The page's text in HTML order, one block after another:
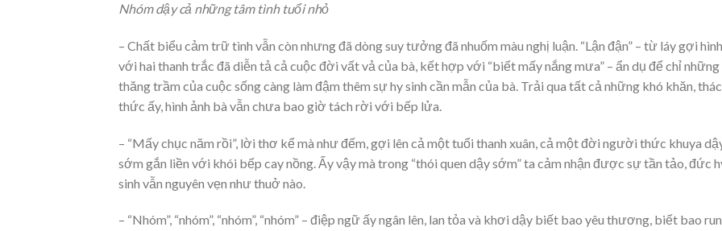
Nhóm dậy cả những tâm tình tuổi nhỏ
– Chất biểu cảm trữ tình vẫn còn nhưng đã dòng suy tưởng đã nhuốm màu nghị luận. “Lận đận” – từ láy gợi hình
với hai thanh trắc đã diễn tả cả cuộc đời vất vả của bà, kết hợp với “biết mấy nắng mưa” – ẩn dụ để chỉ những
thăng trầm của cuộc sống càng làm đậm thêm sự hy sinh cần mẫn của bà. Trải qua tất cả những khó khăn,
thức ấy, hình ảnh bà vẫn chưa bao giờ tách rời với bếp lửa.
– “Mấy chục năm rồi”, lời thơ kể mà như đếm, gợi lên cả một tuổi thanh xuân, cả một đời người thức khuya
sớm gắn liền với khói bếp cay nồng. Ấy vậy mà trong “thói quen dậy sớm” ta cảm nhận được sự tần tảo, đức
sinh vẫn nguyên vẹn như thuở nào.
– “Nhóm”, “nhóm”, “nhóm”, “nhóm” – điệp ngữ ấy ngân lên, lan tỏa và khơi dậy biết bao yêu thương, biết bao